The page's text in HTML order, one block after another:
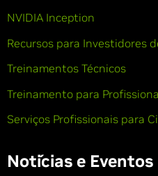
NVIDIA Inception
Recursos para Investidores
Treinamentos Técnicos
Treinamento para
Serviços Profissionais para
Notícias e Eventos